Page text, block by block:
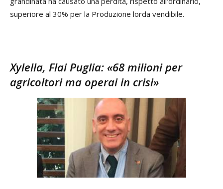
superiore al 30% per la Produzione lorda vendibile.
Xylella, Flai Puglia: «68 milioni per
agricoltori ma operai in crisi»